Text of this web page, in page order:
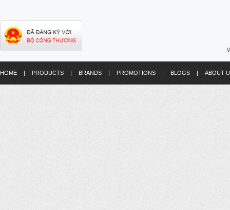
HOME | PRODUCTS | BRANDS | PROMOTIONS | BLOGS | ABOUT